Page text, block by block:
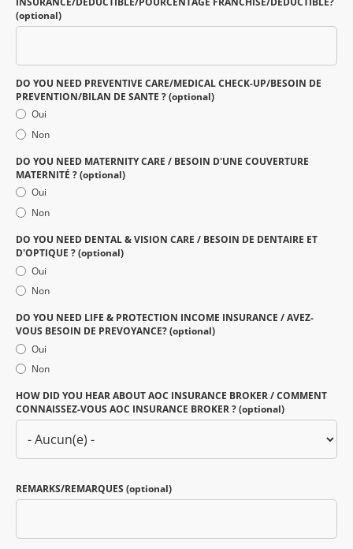
(optional)
DO YOU NEED PREVENTIVE CARE/MEDICAL CHECK-UP/BESOIN DE
PREVENTION/BILAN DE SANTE ? (optional)
Oui
Non
DO YOU NEED MATERNITY CARE / BESOIN D'UNE COUVERTURE
MATERNITÉ ? (optional)
Oui
Non
DO YOU NEED DENTAL & VISION CARE / BESOIN DE DENTAIRE ET
D'OPTIQUE ? (optional)
Oui
Non
DO YOU NEED LIFE & PROTECTION INCOME INSURANCE / AVEZ-
VOUS BESOIN DE PREVOYANCE? (optional)
Oui
Non
HOW DID YOU HEAR ABOUT AOC INSURANCE BROKER / COMMENT
CONNAISSEZ-VOUS AOC INSURANCE BROKER ? (optional)
REMARKS/REMARQUES (optional)